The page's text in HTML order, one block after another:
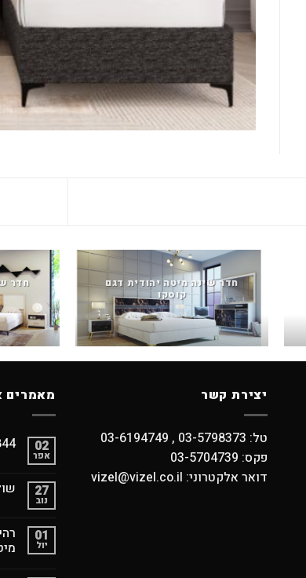
חדר שינה מיטה יהודית דגם
קוסקו
חדר
יצירת קשר
טל: 03-5798373 , 03-6194749
פקס: 03-5704739
דואר אלקטרוני: vizel@vizel.co.il
מאמרים
02
אפר
27
נוב
01
יול